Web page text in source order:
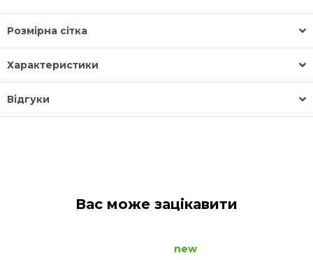
Розмірна сітка
Характеристики
Відгуки
Вас може зацікавити
new